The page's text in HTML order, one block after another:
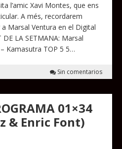
l’amic Xavi Montes, que ens
A més, recordarem
Marsal Ventura en el Digital
LA SETMANA: Marsal
Kamasutra TOP 5 5…
Sin comentarios
01×34
& Enric Font)